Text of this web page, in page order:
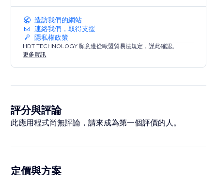
造訪我們的網站
連絡我們，取得支援
隱私權政策
HDT TECHNOLOGY 願意遵從歐盟貿易法規定，謹此確認。
更多資訊
評分與評論
此應用程式尚無評論，請來成為第一個評價的人。
定價與方案